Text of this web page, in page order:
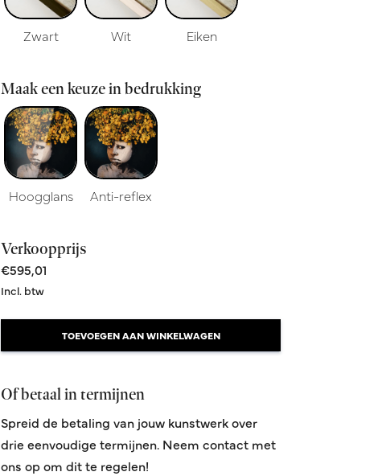
Zwart Wit Eiken
Maak een keuze in bedrukking
Hoogglans Anti-reflex
Verkoopprijs
€595,01
Incl. btw
TOEVOEGEN AAN WINKELWAGEN
Of betaal in termijnen
Spreid de betaling van jouw kunstwerk over
drie eenvoudige termijnen. Neem contact met
ons op om dit te regelen!